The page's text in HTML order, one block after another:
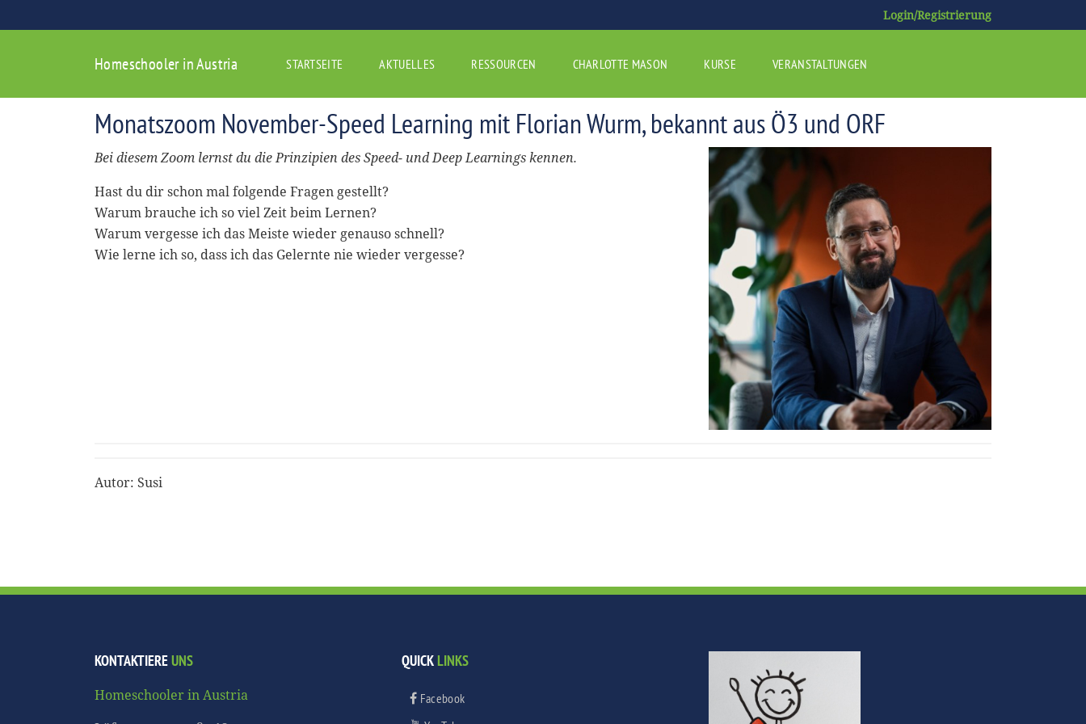
Login/Registrierung
Homeschooler in Austria STARTSEITE AKTUELLES RESSOURCEN CHARLOTTE MASON KURSE VERANSTALTUNGEN
Monatszoom November-Speed Learning mit Florian Wurm, bekannt aus Ö3 und ORF
Bei diesem Zoom lernst du die Prinzipien des Speed- und Deep Learnings kennen.
Hast du dir schon mal folgende Fragen gestellt?
Warum brauche ich so viel Zeit beim Lernen?
Warum vergesse ich das Meiste wieder genauso schnell?
Wie lerne ich so, dass ich das Gelernte nie wieder vergesse?
Autor: Susi
KONTAKTIEREUNS
Homeschooler in Austria
QUICKLINKS
Facebook